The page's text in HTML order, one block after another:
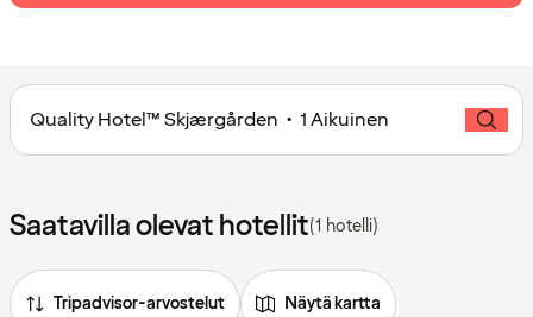
Quality Hotel™ Skjærgården • 1 Aikuinen
Saatavilla olevat hotellit(1 hotelli)
Tripadvisor-arvostelut Näytä kartta